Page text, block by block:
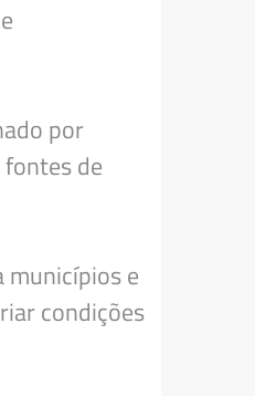
por
de
municípios e
condições